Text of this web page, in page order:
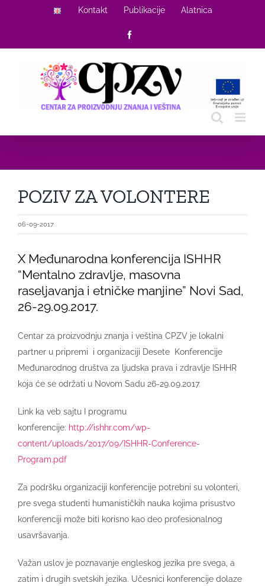
Kontakt Publikacije Alatnica
POZIV ZA VOLONTERE
06-09-2017
X Međunarodna konferencija ISHHR
“Mentalno zdravlje, masovna
raseljavanja i etničke manjine” Novi Sad,
26-29.09.2017.
Centar za proizvodnju znanja i veština CPZV je lokalni
partner u pripremi i organizaciji Desete Konferencije
Međunarodnog društva za ljudska prava i zdravlje ISHHR
koja će se održati u Novom Sadu 26-29.09.2017.
Link ka veb sajtu I programu
konferencije: http://ishhr.com/wp-
content/uploads/2017/09/ISHHR-Conference-
Program.pdf
Za podršku organizaciji konferencije potrebni su volonteri,
pre svega studenti humanističkih nauka kojima prisustvo
konferenciji može biti korisno kao deo profesionalnog
usavršavanja.
Važan uslov je poznavanje engleskog jezika pre svega, a
zatim i drugih svetskih jezika. Učesnici konferencije dolaze